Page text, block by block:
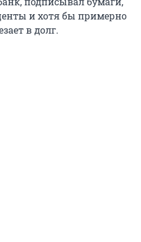
и хотя бы примерно
в долг.